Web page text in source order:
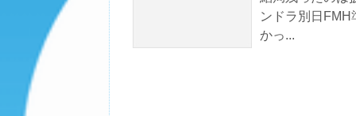
ンドラ別日
かっ...